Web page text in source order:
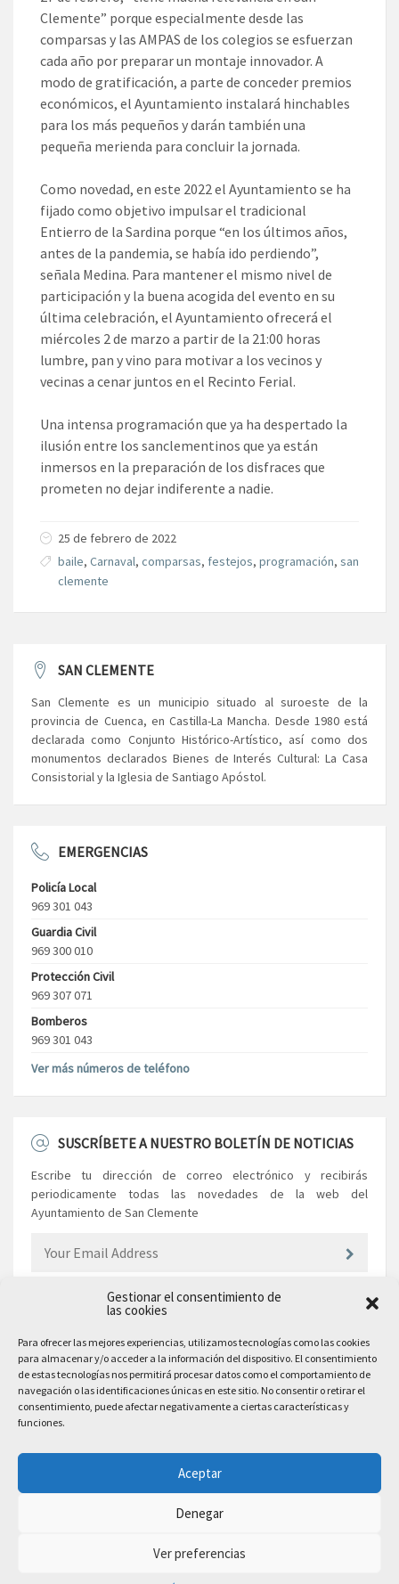
Gestionar el consentimiento de
las cookies
Para ofrecer las mejores experiencias, utilizamos tecnologías como las cookies
para almacenar y/o acceder a la información del dispositivo. El consentimiento
de estas tecnologías nos permitirá procesar datos como el comportamiento de
navegación o las identificaciones únicas en este sitio. No consentir o retirar el
consentimiento, puede afectar negativamente a ciertas características y
funciones.
Aceptar
Denegar
Ver preferencias
Clemente” porque especialmente desde las
comparsas y las AMPAS de los colegios se esfuerzan
cada año por preparar un montaje innovador. A
modo de gratificación, a parte de conceder premios
económicos, el Ayuntamiento instalará hinchables
para los más pequeños y darán también una
pequeña merienda para concluir la jornada.
Como novedad, en este 2022 el Ayuntamiento se ha
fijado como objetivo impulsar el tradicional
Entierro de la Sardina porque “en los últimos años,
antes de la pandemia, se había ido perdiendo”,
señala Medina. Para mantener el mismo nivel de
participación y la buena acogida del evento en su
última celebración, el Ayuntamiento ofrecerá el
miércoles 2 de marzo a partir de la 21:00 horas
lumbre, pan y vino para motivar a los vecinos y
vecinas a cenar juntos en el Recinto Ferial.
Una intensa programación que ya ha despertado la
ilusión entre los sanclementinos que ya están
inmersos en la preparación de los disfraces que
prometen no dejar indiferente a nadie.
25 de febrero de 2022
baile, Carnaval, comparsas, festejos, programación, san
clemente
SAN CLEMENTE
San Clemente es un municipio situado al suroeste de la
provincia de Cuenca, en Castilla-La Mancha. Desde 1980 está
declarada como Conjunto Histórico-Artístico, así como dos
monumentos declarados Bienes de Interés Cultural: La Casa
Consistorial y la Iglesia de Santiago Apóstol.
EMERGENCIAS
Policía Local
969 301 043
Guardia Civil
969 300 010
Protección Civil
969 307 071
Bomberos
969 301 043
Ver más números de teléfono
SUSCRÍBETE A NUESTRO BOLETÍN DE NOTICIAS
Escribe tu dirección de correo electrónico y recibirás
periodicamente todas las novedades de la web del
Ayuntamiento de San Clemente
EL AYUNTAMIENTO
Plaza Mayor, 10
San Clemente, 16600, Cuenca
Teléfono: 969 300 003
Email Comunicación y Publicidad:
comunicacion@sanclemente.es
2023 © Ayuntamiento de San Clemente. Todos los derechos reservados